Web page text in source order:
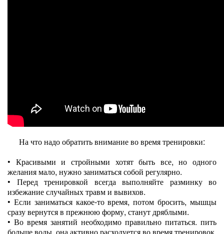
На что надо обратить внимание во время тренировки:
• Красивыми и стройными хотят быть все, но одного
желания мало, нужно заниматься собой регулярно.
•
Перед тренировкой всегда выполняйте разминку во
избежание случайных травм и вывихов.
• Если заниматься какое-то время, потом бросить, мышцы
сразу вернутся в прежнюю форму, станут дряблыми.
• Во время занятий необходимо правильно питаться. пить